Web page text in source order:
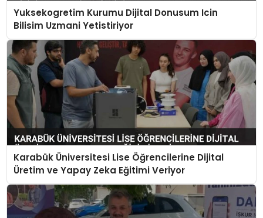
Yuksekogretim Kurumu Dijital Donusum Icin
Bilisim Uzmani Yetistiriyor
Karabük Üniversitesi Lise Öğrencilerine Dijital
Üretim ve Yapay Zeka Eğitimi Veriyor